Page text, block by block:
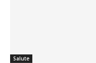
Salute